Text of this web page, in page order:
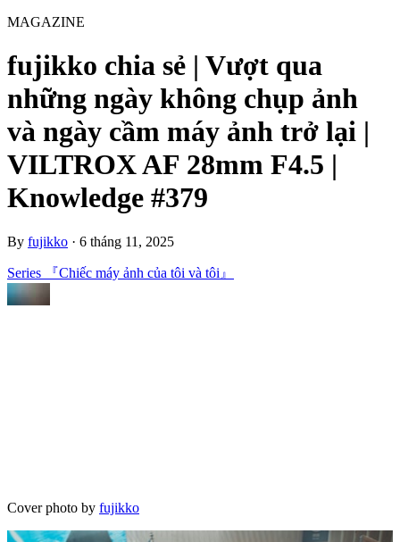
MAGAZINE
fujikko chia sẻ | Vượt qua
những ngày không chụp ảnh
và ngày cầm máy ảnh trở lại |
VILTROX AF 28mm F4.5 |
Knowledge #379
By fujikko · 6 tháng 11, 2025
Series 『Chiếc máy ảnh của tôi và tôi』
Cover photo by fujikko